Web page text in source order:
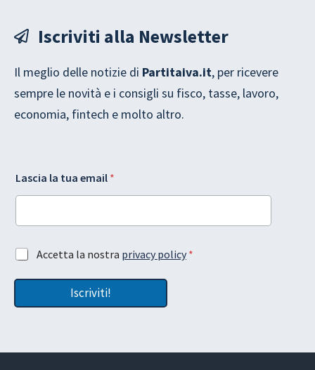
Iscriviti alla Newsletter
Il meglio delle notizie di Partitaiva.it, per ricevere
sempre le novità e i consigli su fisco, tasse, lavoro,
economia, fintech e molto altro.
a
s
i
e
m
o
m
a
l
m
a
Lascia la tua email *
A
c
t
Accetta la nostra privacy policy *
Iscriviti!